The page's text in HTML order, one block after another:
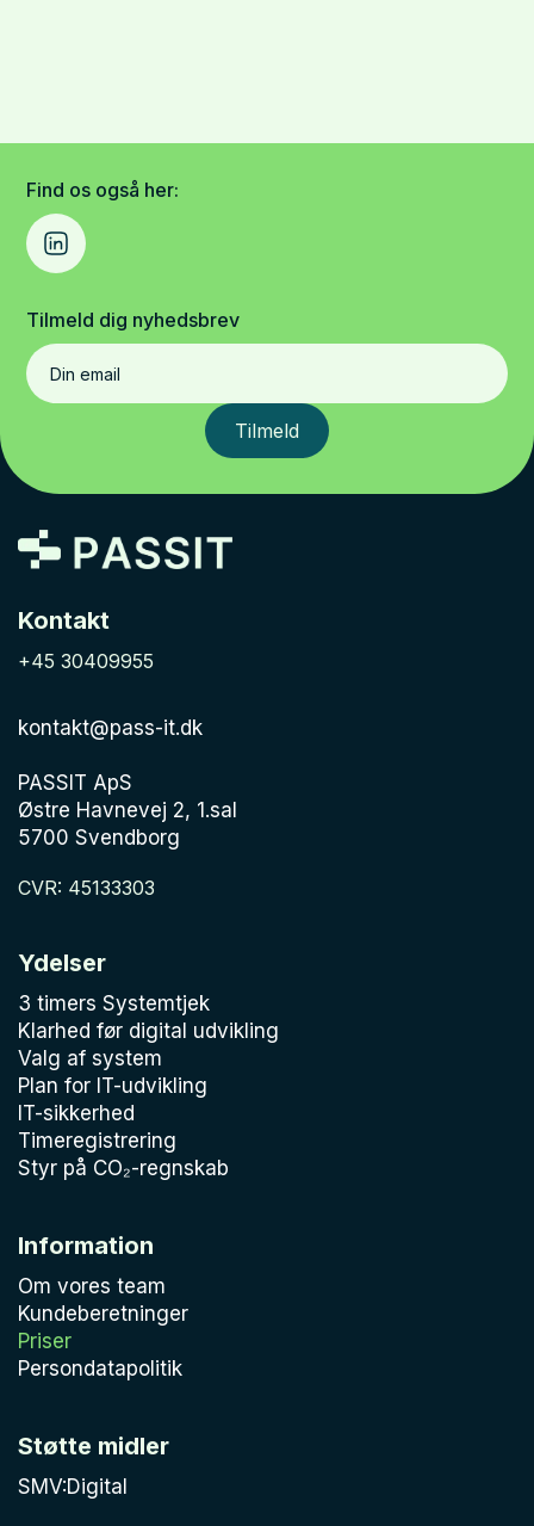
Find os også her:
Tilmeld dig nyhedsbrev
Kontakt
+45 30409955
kontakt@pass-it.dk
PASSIT ApS
Østre Havnevej 2, 1.sal
5700 Svendborg
CVR: 45133303
Ydelser
3 timers Systemtjek
Klarhed før digital udvikling
Valg af system
Plan for IT-udvikling
IT-sikkerhed
Timeregistrering
Styr på CO₂-regnskab
Information
Om vores team
Kundeberetninger
Priser
Persondatapolitik
Støtte midler
SMV:Digital